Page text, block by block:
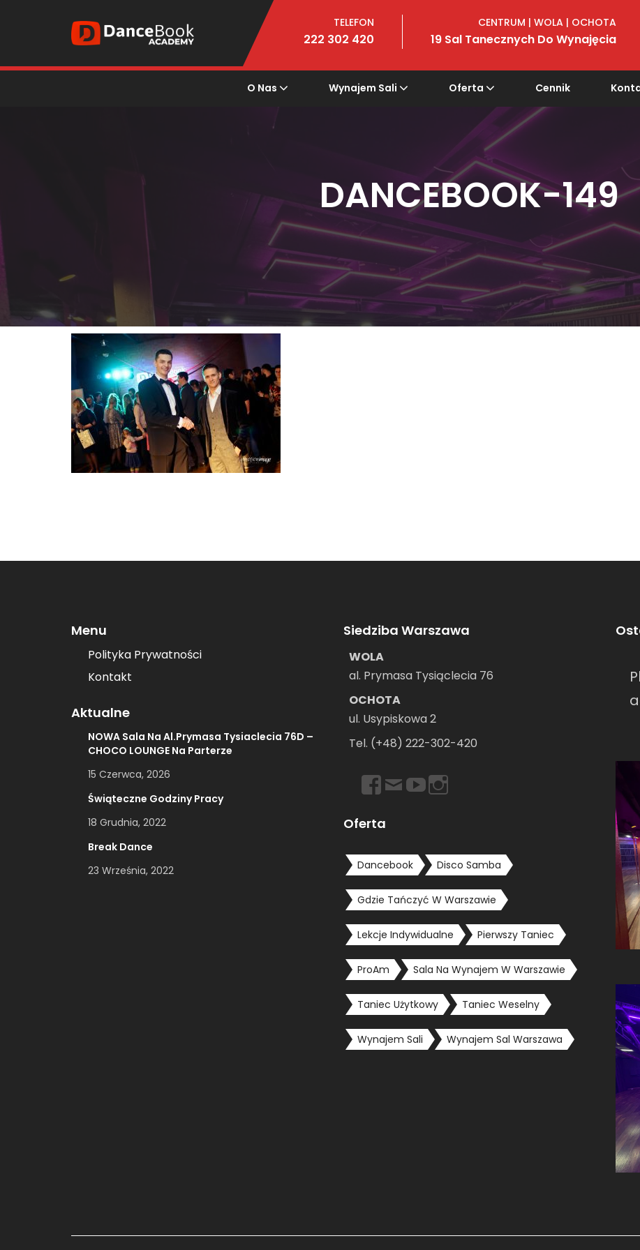
TELEFON
222 302 420
CENTRUM | WOLA | OCHOTA
19 Sal Tanecznych Do Wynajęcia
O Nas Wynajem Sali Oferta Cennik
DANCEBOOK-149
Menu
Polityka Prywatności
Kontakt
Aktualne
NOWA Sala Na Al.Prymasa Tysiaclecia 76D –
CHOCO LOUNGE Na Parterze
15 Czerwca, 2026
Świąteczne Godziny Pracy
18 Grudnia, 2022
Break Dance
23 Września, 2022
Siedziba Warszawa
WOLA
al. Prymasa Tysiąclecia 76
OCHOTA
ul. Usypiskowa 2
Tel. (+48) 222-302-420
https://www.facebook.com/dancebookwarszawa
Emailhttps://www.youtube.com/user/dancebookpl
Oferta
Dancebook Disco Samba
Gdzie Tańczyć W Warszawie
Lekcje Indywidualne Pierwszy Taniec
ProAm Sala Na Wynajem W Warszawie
Taniec Użytkowy Taniec Weselny
Wynajem Sali Wynajem Sal Warszawa